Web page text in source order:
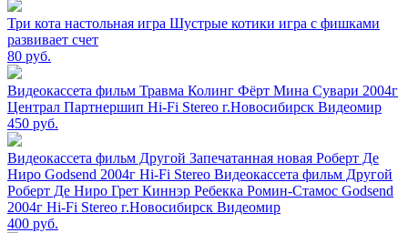
Три кота настольная игра Шустрые котики игра с фишками
развивает счет
80 руб.
Видеокассета фильм Травма Колинг Фёрт Мина Сувари 2004г
Централ Партнершип Hi-Fi Stereo г.Новосибирск Видеомир
450 руб.
Видеокассета фильм Другой Запечатанная новая Роберт Де
Ниро Godsend 2004г Hi-Fi Stereo Видеокассета фильм Другой
Роберт Де Ниро Грет Киннэр Ребекка Ромин-Стамос Godsend
2004г Hi-Fi Stereo г.Новосибирск Видеомир
400 руб.